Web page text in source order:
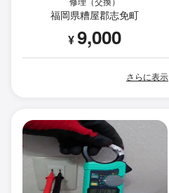
福岡県糟屋郡志免町
¥9,000
さらに表示